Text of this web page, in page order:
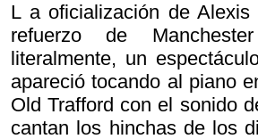
L a oficialización de Alexis
refuerzo de
literalmente, un
apareció tocando al piano
Old Trafford con el sonido
cantan los hinchas de los